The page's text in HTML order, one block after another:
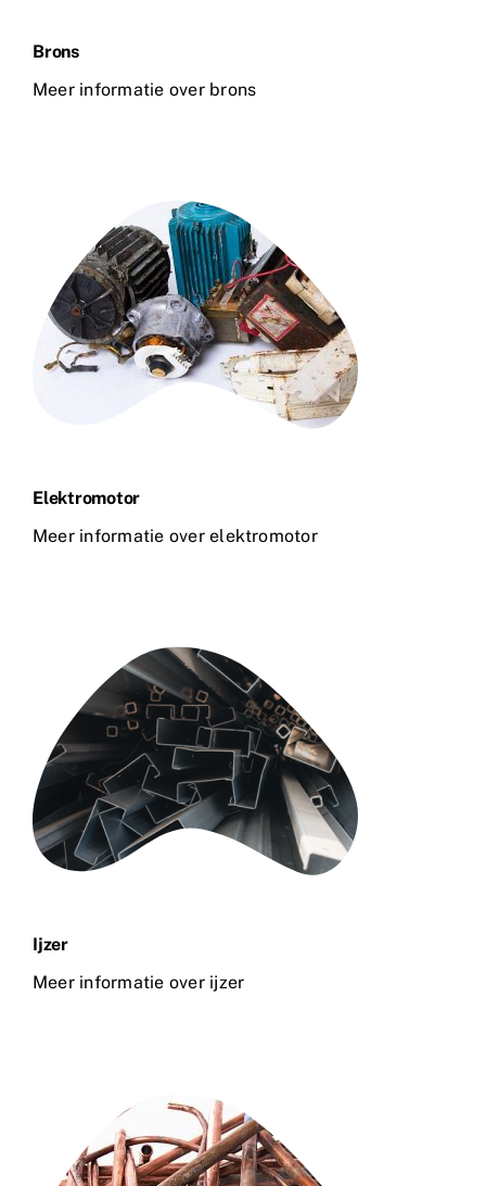
Brons
Meer informatie over brons
Elektromotor
Meer informatie over elektromotor
Ijzer
Meer informatie over ijzer